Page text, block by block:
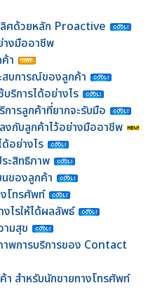
ลิศด้วยหลัก Proactive
างมืออาชีพ
า
สบการณ์ของลูกค้า
ริการได้อย่างไร
การลูกค้าที่ยากจะรับมือ
งกับลูกค้าไว้อย่างมืออาชีพ
ด้อย่างไร
ะสิทธิภาพ
นของลูกค้า
งโทรศัพท์
ไรให้ได้ผลลัพธ์
ามสุข
พการบริการของ Contact
า สำหรับนักขายทางโทรศัพท์